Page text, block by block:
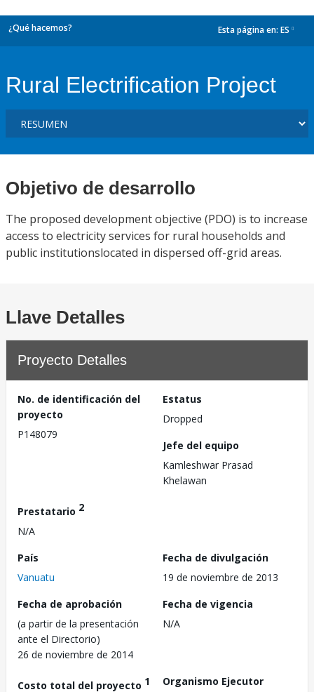
¿Qué hacemos? Esta página en: ES
Rural Electrification Project
Objetivo de desarrollo
The proposed development objective (PDO) is to increase
access to electricity services for rural households and
public institutionslocated in dispersed off-grid areas.
Llave Detalles
Proyecto Detalles
No. de identificación del
proyecto
P148079
Estatus
Dropped
Jefe del equipo
Kamleshwar Prasad
Khelawan
Prestatario 2
N/A
País
Vanuatu
Fecha de divulgación
19 de noviembre de 2013
Fecha de aprobación
(a partir de la presentación
ante el Directorio)
26 de noviembre de 2014
Fecha de vigencia
N/A
Costo total del proyecto 1
Organismo Ejecutor